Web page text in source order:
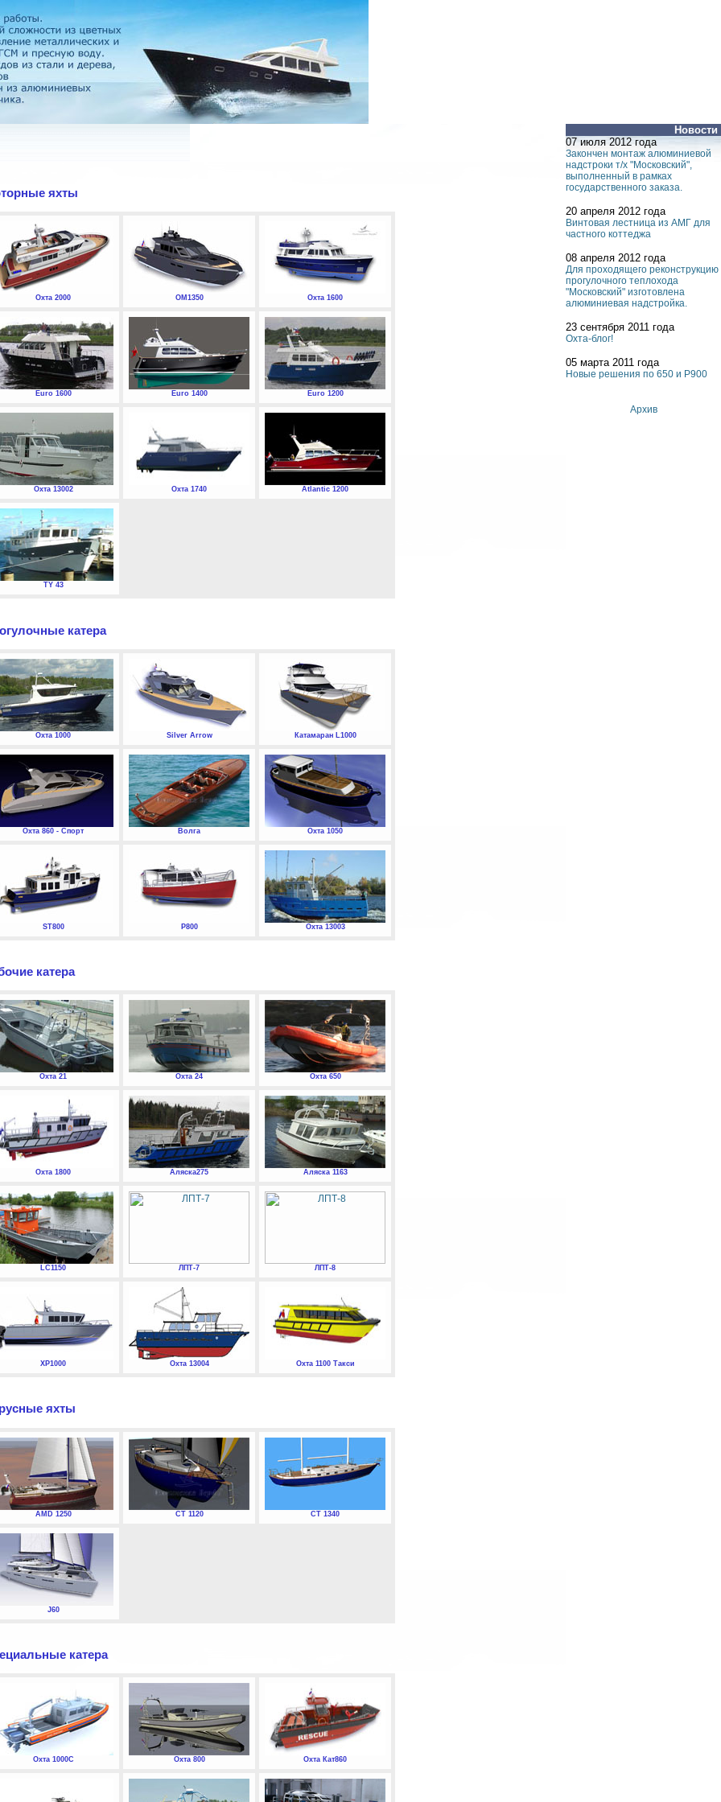
Новости
07 июля 2012 года
Закончен монтаж алюминиевой
надстроки т/х "Московский",
выполненный в рамках
государственного заказа.
20 апреля 2012 года
Винтовая лестница из АМГ для
частного коттеджа
08 апреля 2012 года
Для проходящего реконструкцию
прогулочного теплохода
"Московский" изготовлена
алюминиевая надстройка.
23 сентября 2011 года
Охта-блог!
05 марта 2011 года
Новые решения по 650 и P900
Архив
яхты
Охта 2000 ОМ1350 Охта 1600
Euro 1600 Euro 1400 Euro 1200
Охта 13002 Охта 1740 Atlantic 1200
TY 43
катера
Охта 1000 Silver Arrow Катамаран L1000
Охта 860 - Спорт Волга Охта 1050
ST800 P800 Охта 13003
катера
Охта 21 Охта 24 Охта 650
Охта 1800 Аляска275 Аляска 1163
LC1150 ЛПТ-7 ЛПТ-8
XP1000 Охта 13004 Охта 1100 Такси
яхты
AMD 1250 СТ 1120 СТ 1340
J60
катера
Охта 1000С Охта 800 Охта Кат860